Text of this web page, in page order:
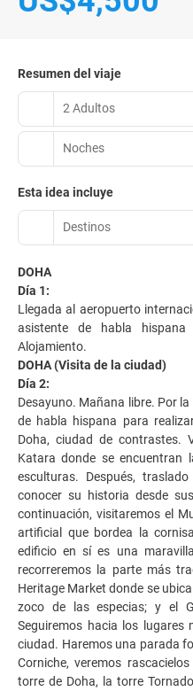
Resumen del viaje
2 Adultos
Noches
Esta idea incluye
Destinos
DOHA
Día 1:
Llegada al aeropuerto
asistente de habla
Alojamiento.
DOHA (Visita de la ciudad)
Día 2:
Desayuno. Mañana libre. Por
de habla hispana para
Doha, ciudad de contrastes.
Katara donde se encuentran
esculturas. Después,
conocer su historia desde
continuación, visitaremos el
artificial que bordea la
edificio en sí es una
recorreremos la parte más
Heritage Market donde se
zoco de las especias; y el
Seguiremos hacia los lugares
ciudad. Haremos una parada
Corniche, veremos
torre de Doha, la torre